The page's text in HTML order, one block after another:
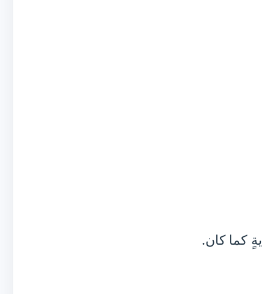
كما كان.